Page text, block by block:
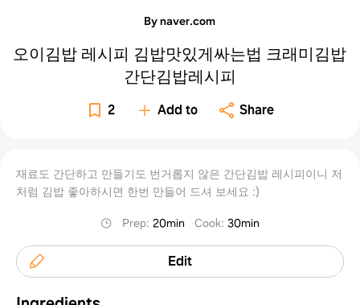
By naver.com
오이김밥 레시피 김밥맛있게싸는법 크래미김밥
간단김밥레시피
2 Add to Share
재료도 간단하고 만들기도 번거롭지 않은 간단김밥 레시피이니 저
처럼 김밥 좋아하시면 한번 만들어 드셔 보세요 :)
Prep:20min Cook:30min
Edit